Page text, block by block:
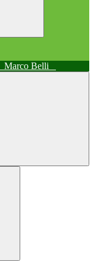
Marco Belli